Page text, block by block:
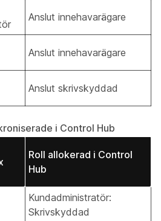
Anslut innehavarägare
Anslut innehavarägare
Anslut skrivskyddad
i Control Hub
Roll allokerad i Control
Hub
Kundadministratör:
Skrivskyddad